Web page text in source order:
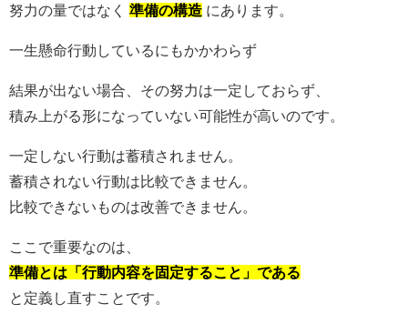
努力の量ではなく 準備の構造 にあります。
一生懸命行動しているにもかかわらず
結果が出ない場合、その努力は一定しておらず、
積み上がる形になっていない可能性が高いのです。
一定しない行動は蓄積されません。
蓄積されない行動は比較できません。
比較できないものは改善できません。
ここで重要なのは、
準備とは「行動内容を固定すること」である
と定義し直すことです。